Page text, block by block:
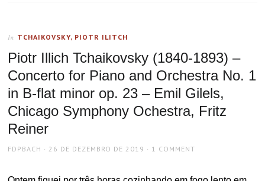
In TCHAIKOVSKY, PIOTR ILITCH
Piotr Illich Tchaikovsky (1840-1893) –
Concerto for Piano and Orchestra No. 1
in B-flat minor op. 23 – Emil Gilels,
Chicago Symphony Ochestra, Fritz
Reiner
AUTHOR
FDPBACH
POSTED
26 DE DEZEMBRO DE 2019 1 COMMENT